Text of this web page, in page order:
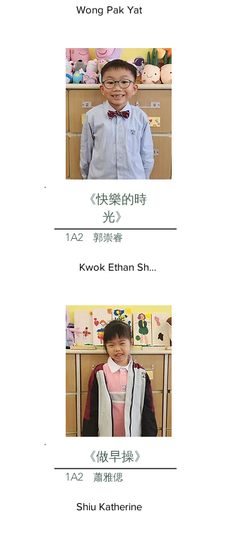
Wong Pak Yat
《快樂的時
光》
1A2 郭崇睿
Kwok Ethan Shun Yui
《做早操》
1A2 蕭雅偲
Shiu Katherine